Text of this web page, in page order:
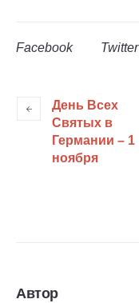
Facebook Twitter
День Всех
Святых в
Германии – 1
ноября
Автор